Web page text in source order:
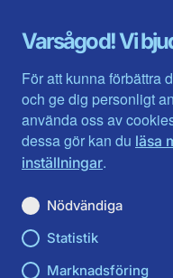
Varsågod! Vi
För att kunna förbättra
och ge dig personligt
använda oss av
dessa gör kan du läsa
inställningar.
Nödvändiga
Statistik
Marknadsföring
Gävleborg
Halland
Jämtlands län
Jönköpings län
Kalmar län
Kronobergs län
Norrbotten
Skåne län
Du hittar oss här på
Facebook
Instagram